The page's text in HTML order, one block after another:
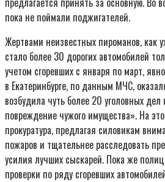
пока не поймали поджигателей.
Жертвами неизвестных пироманов, как
стало более 30 дорогих автомобилей
учетом сгоревших с января по март,
в Екатеринбурге, по данным МЧС,
возбудила чуть более 20 уголовных
повреждение чужого имущества». На
прокуратура, предлагая силовикам
пожаров и тщательнее расследовать
усилия лучших сыскарей. Пока же
проверки по ряду сгоревших